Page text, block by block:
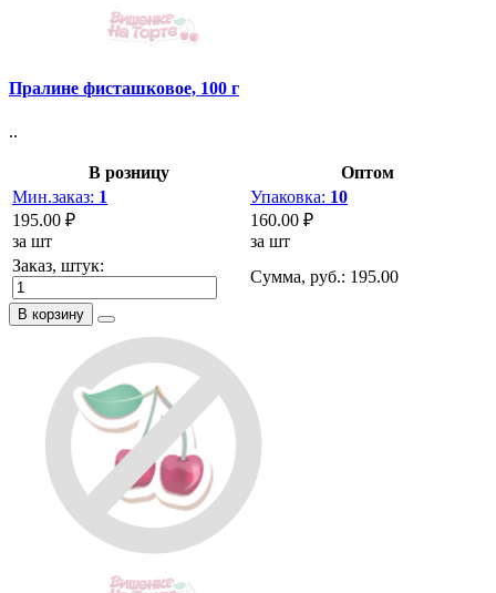
Пралине фисташковое, 100 г
..
В розницу
Оптом
Мин.заказ: 1
195.00 ₽
за шт
Упаковка: 10
160.00 ₽
за шт
Заказ, штук:
Сумма, руб.: 195.00
В корзину